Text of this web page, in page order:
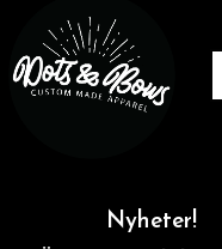
Nyheter!